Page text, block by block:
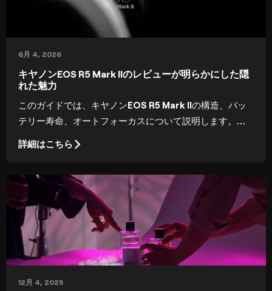
6月 4, 2026
キヤノンEOS R5 Mark IIのレビューが明らかにした隠
れた魅力
このガイドでは、キヤノンEOS R5 Mark IIの構造、バッ
テリー寿命、オートフォーカスについて説明します。こ
の撮影にどのような意味を持つのかを見ていきます。
詳細はこちら
12月 4, 2025